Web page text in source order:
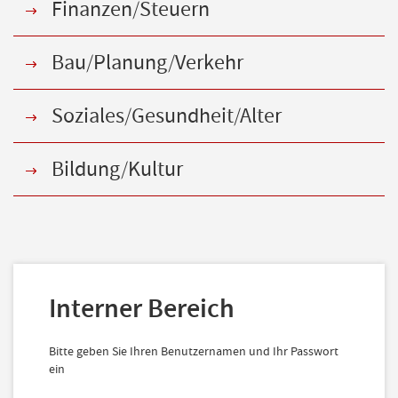
Finanzen/Steuern
Bau/Planung/Verkehr
Soziales/Gesundheit/Alter
Bildung/Kultur
Interner Bereich
Bitte geben Sie Ihren Benutzernamen und Ihr Passwort
ein